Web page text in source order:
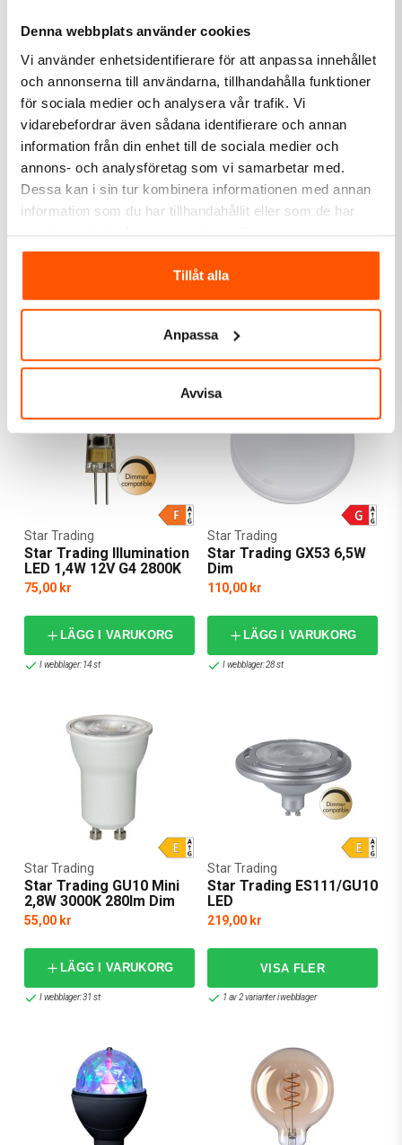
Denna webbplats använder cookies
Vi använder enhetsidentifierare för att anpassa innehållet
och annonserna till användarna, tillhandahålla funktioner
för sociala medier och analysera vår trafik. Vi
vidarebefordrar även sådana identifierare och annan
information från din enhet till de sociala medier och
annons- och analysföretag som vi samarbetar med.
Dessa kan i sin tur kombinera informationen med annan
information som du har tillhandahållit eller som de har
Tillåt alla
Anpassa
Avvisa
Star Trading LED 4,4W
MR16 GU5,3 Dim
Star Trading
49,00 kr
LÄGG I VARUKORG
Star Trading LED 1W G4
Dim
Star Trading
62,50 kr
LÄGG I VARUKORG
I webblager: 38 st
Star Trading Illumination
LED 1,4W 12V G4 2800K
Dim
Star Trading
75,00 kr
LÄGG I VARUKORG
I webblager: 14 st
Star Trading GX53 6,5W
Dim
Star Trading
110,00 kr
LÄGG I VARUKORG
I webblager: 28 st
Star Trading GU10 Mini
2,8W 3000K 280lm Dim
Star Trading
55,00 kr
LÄGG I VARUKORG
I webblager: 31 st
Star Trading ES111/GU10
LED
Star Trading
219,00 kr
1 av 2 varianter i webblager